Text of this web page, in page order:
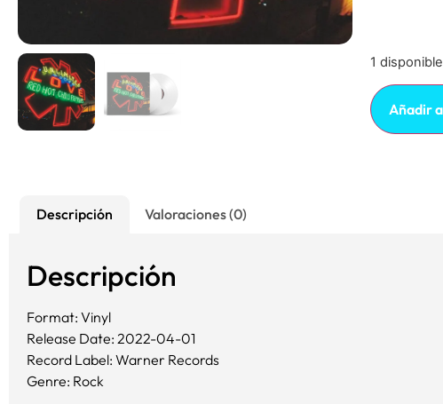
1
Añadir
Descripción Valoraciones (0)
Descripción
Format: Vinyl
Release Date: 2022-04-01
Record Label: Warner Records
Genre: Rock